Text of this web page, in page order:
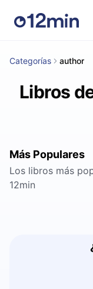
Categorías author
Libros
Más Populares
Los libros más
12min